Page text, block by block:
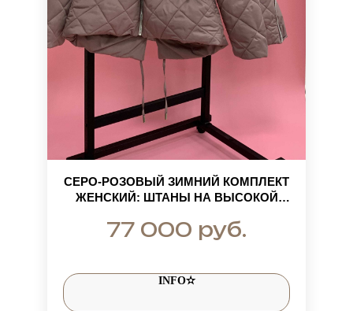
СЕРО-РОЗОВЫЙ ЗИМНИЙ КОМПЛЕКТ
ЖЕНСКИЙ: ШТАНЫ НА ВЫСОКОЙ
МЕХОМ РОЗОВОГО ЕНОТА
77 000 руб.
INFO✫